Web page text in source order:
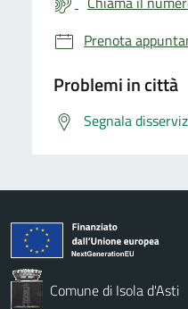
Prenota
Problemi in città
Segnala
Comune di Isola d'Asti